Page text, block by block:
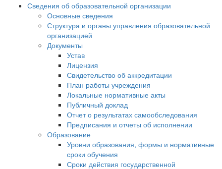
Сведения об образовательной организации
Основные сведения
Структура и органы управления образовательной
организацией
Документы
Устав
Лицензия
Свидетельство об аккредитации
План работы учреждения
Локальные нормативные акты
Публичный доклад
Отчет о результатах самообследования
Предписания и отчеты об исполнении
Образование
Уровни образования, формы и нормативные
сроки обучения
Сроки действия государственной